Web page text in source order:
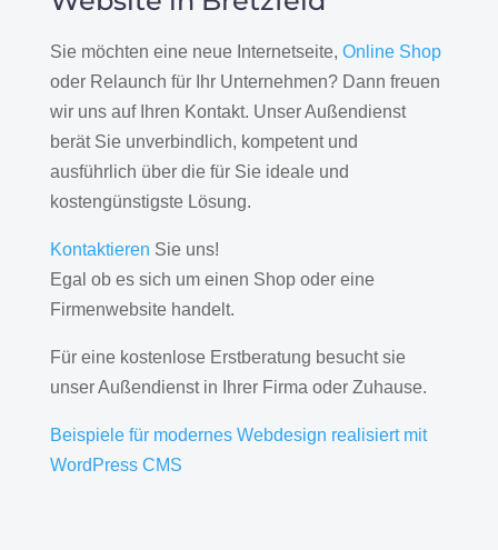
Sie möchten eine neue Internetseite, Online Shop
oder Relaunch für Ihr Unternehmen? Dann freuen
wir uns auf Ihren Kontakt. Unser Außendienst
berät Sie unverbindlich, kompetent und
ausführlich über die für Sie ideale und
kostengünstigste Lösung.
Kontaktieren Sie uns!
Egal ob es sich um einen Shop oder eine
Firmenwebsite handelt.
Für eine kostenlose Erstberatung besucht sie
unser Außendienst in Ihrer Firma oder Zuhause.
Beispiele für modernes Webdesign realisiert mit
WordPress CMS